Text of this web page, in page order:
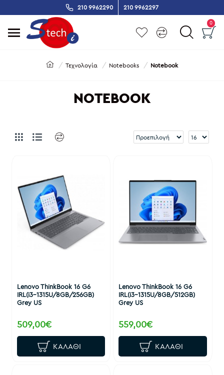
210 9962290 210 9962297
0
Τεχνολογία Notebooks Notebook
NOTEBOOK
Lenovo ThinkBook 16 G6
IRL(i3-1315U/8GB/256GB)
Grey US
509,00€
ΚΑΛΆΘΙ
Lenovo ThinkBook 16 G6
IRL(i3-1315U/8GB/512GB)
Grey US
559,00€
ΚΑΛΆΘΙ